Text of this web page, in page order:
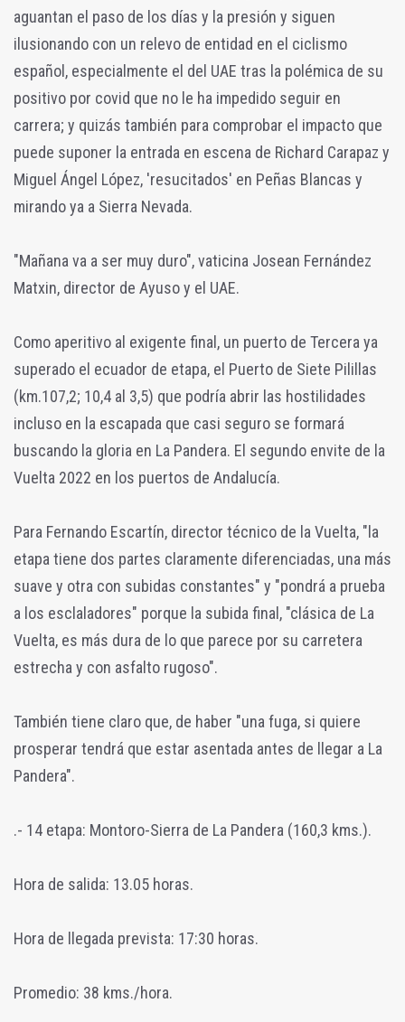
aguantan el paso de los días y la presión y siguen
ilusionando con un relevo de entidad en el ciclismo
español, especialmente el del UAE tras la polémica de su
positivo por covid que no le ha impedido seguir en
carrera; y quizás también para comprobar el impacto que
puede suponer la entrada en escena de Richard Carapaz y
Miguel Ángel López, 'resucitados' en Peñas Blancas y
mirando ya a Sierra Nevada.
"Mañana va a ser muy duro", vaticina Josean Fernández
Matxin, director de Ayuso y el UAE.
Como aperitivo al exigente final, un puerto de Tercera ya
superado el ecuador de etapa, el Puerto de Siete Pilillas
(km.107,2; 10,4 al 3,5) que podría abrir las hostilidades
incluso en la escapada que casi seguro se formará
buscando la gloria en La Pandera. El segundo envite de la
Vuelta 2022 en los puertos de Andalucía.
Para Fernando Escartín, director técnico de la Vuelta, "la
etapa tiene dos partes claramente diferenciadas, una más
suave y otra con subidas constantes" y "pondrá a prueba
a los esclaladores" porque la subida final, "clásica de La
Vuelta, es más dura de lo que parece por su carretera
estrecha y con asfalto rugoso".
También tiene claro que, de haber "una fuga, si quiere
prosperar tendrá que estar asentada antes de llegar a La
Pandera".
.- 14 etapa: Montoro-Sierra de La Pandera (160,3 kms.).
Hora de salida: 13.05 horas.
Hora de llegada prevista: 17:30 horas.
Promedio: 38 kms./hora.